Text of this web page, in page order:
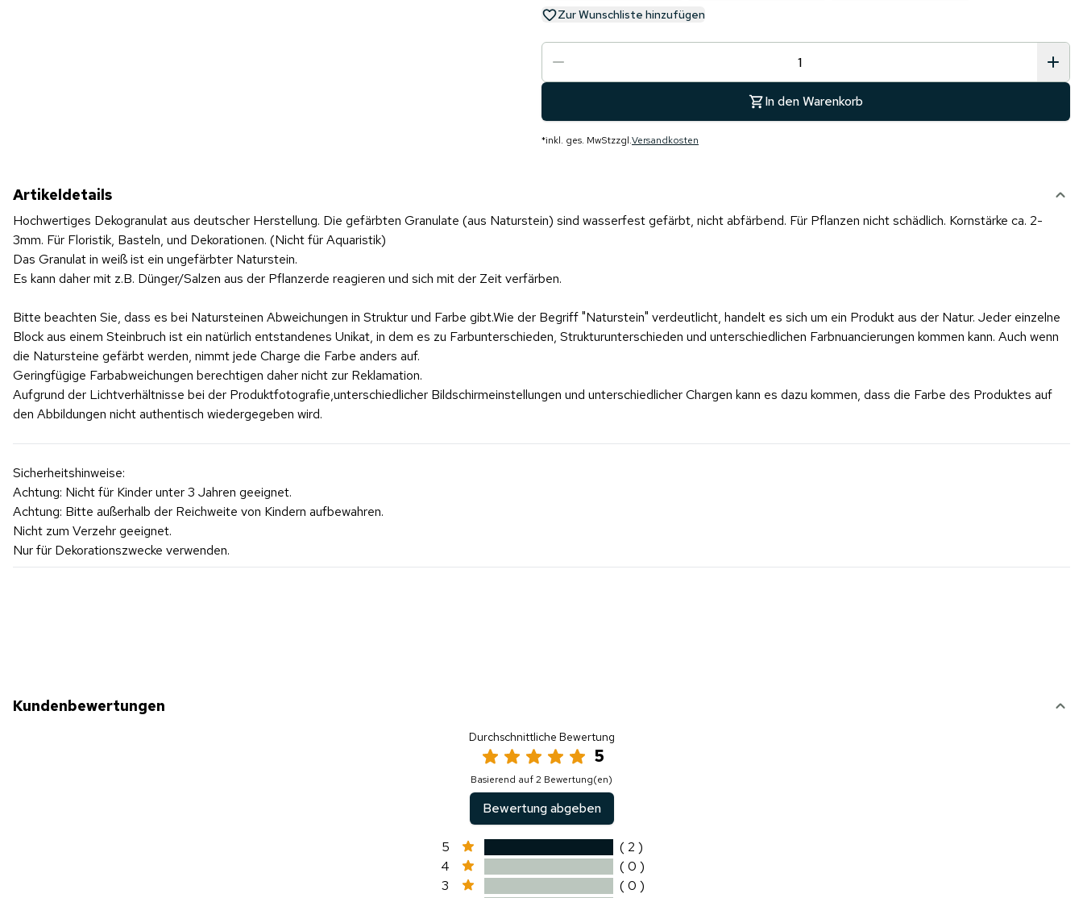
Zur Wunschliste hinzufügen
In den Warenkorb
*inkl. ges. MwStzzgl.Versandkosten
Artikeldetails
Hochwertiges Dekogranulat aus deutscher Herstellung. Die gefärbten Granulate (aus Naturstein) sind wasserfest gefärbt, nicht abfärbend. Für Pflanzen nicht schädlich. Kornstärke ca. 2-
3mm. Für Floristik, Basteln, und Dekorationen. (Nicht für Aquaristik)
Das Granulat in weiß ist ein ungefärbter Naturstein.
Es kann daher mit z.B. Dünger/Salzen aus der Pflanzerde reagieren und sich mit der Zeit verfärben.
Bitte beachten Sie, dass es bei Natursteinen Abweichungen in Struktur und Farbe gibt.Wie der Begriff "Naturstein" verdeutlicht, handelt es sich um ein Produkt aus der Natur. Jeder einzelne
Block aus einem Steinbruch ist ein natürlich entstandenes Unikat, in dem es zu Farbunterschieden, Strukturunterschieden und unterschiedlichen Farbnuancierungen kommen kann. Auch wenn
die Natursteine gefärbt werden, nimmt jede Charge die Farbe anders auf.
Geringfügige Farbabweichungen berechtigen daher nicht zur Reklamation.
Aufgrund der Lichtverhältnisse bei der Produktfotografie,unterschiedlicher Bildschirmeinstellungen und unterschiedlicher Chargen kann es dazu kommen, dass die Farbe des Produktes auf
den Abbildungen nicht authentisch wiedergegeben wird.
Sicherheitshinweise:
Achtung: Nicht für Kinder unter 3 Jahren geeignet.
Achtung: Bitte außerhalb der Reichweite von Kindern aufbewahren.
Nicht zum Verzehr geeignet.
Nur für Dekorationszwecke verwenden.
Kundenbewertungen
Durchschnittliche Bewertung
5
Basierend auf 2 Bewertung(en)
Bewertung abgeben
5
( 2 )
4
( 0 )
3
( 0 )